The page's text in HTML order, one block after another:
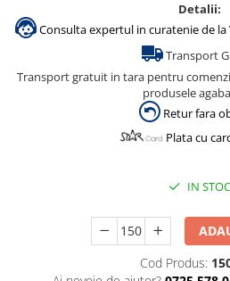
tapiterii
Detergenti pardoseala
Detergenti rufe si tesaturi
Detergenti toaleta, grup sanitar
Dezinfectanti medicali profesionali
Dezinfectanti suprafete
Detalii:
Consulta expertul in curatenie de
Transport
Transport gratuit in tara pentru
produsele
Retur fara
Plata cu
IN STOC
Cod Produs: